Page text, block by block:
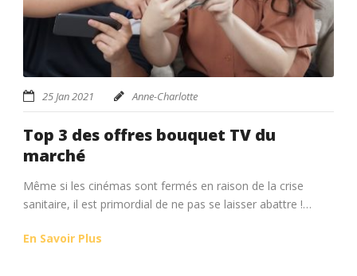
25 Jan 2021 Anne-Charlotte
Top 3 des offres bouquet TV du
marché
Même si les cinémas sont fermés en raison de la crise
sanitaire, il est primordial de ne pas se laisser abattre !…
En Savoir Plus